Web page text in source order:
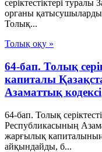
серіктестіктері
органы
Толық...
Толық оқу »
64-бап. Толық
капиталы
Азаматтық кодексi
64-бап. Толық
Республикасының
жарғылық
айқындайды, б...